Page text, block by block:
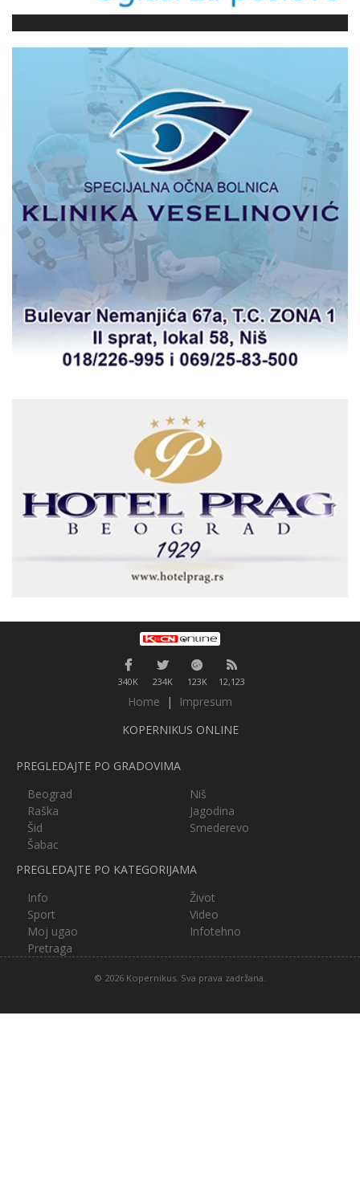
340K 234K 123K 12,123
Home |
Impresum
KOPERNIKUS ONLINE
PREGLEDAJTE PO GRADOVIMA
Beograd
Niš
Raška
Jagodina
Šid
Smederevo
Šabac
PREGLEDAJTE PO KATEGORIJAMA
Info
Život
Sport
Video
Moj ugao
Infotehno
Pretraga
© 2026 Kopernikus. Sva prava zadržana.